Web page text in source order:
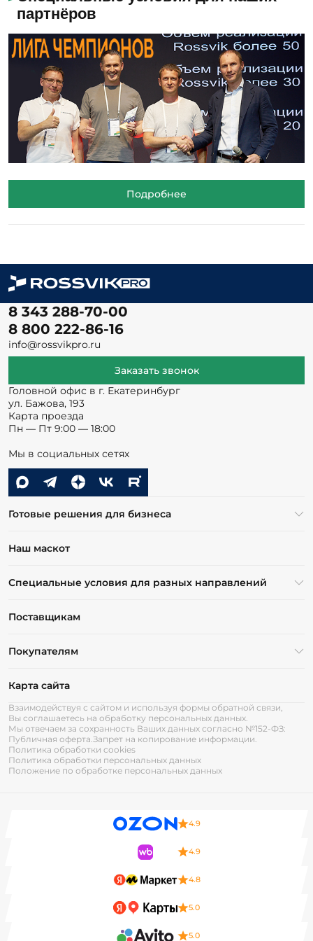
партнёров
Подробнее
8 343 288-70-00
8 800 222-86-16
info@rossvikpro.ru
Заказать звонок
Головной офис в г. Екатеринбург
ул. Бажова, 193
Карта проезда
Пн — Пт 9:00 — 18:00
Мы в социальных сетях
Готовые решения для бизнеса
Наш маскот
Специальные условия для разных направлений
Поставщикам
Покупателям
Карта сайта
Взаимодействуя с сайтом и используя формы обратной связи,
Вы соглашаетесь на обработку персональных данных.
Мы отвечаем за сохранность Ваших данных согласно №152-ФЗ:
Публичная оферта. Запрет на копирование информации.
Политика обработки cookies
Политика обработки персональных данных
Положение по обработке персональных данных
4.9
4.9
4.8
5.0
5.0